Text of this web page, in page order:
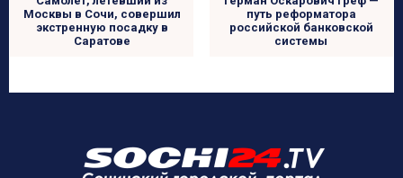
Москвы в Сочи, совершил
экстренную посадку в
Саратове
путь реформатора
российской банковской
системы